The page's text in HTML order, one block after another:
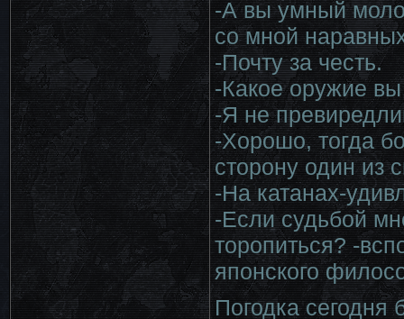
-А вы умный
со мной
-Почту за честь.
-Какое оружие
-Я не
-Хорошо, тогда
сторону один из
-На катанах-
-Если судьбой
торопиться? -
японского
Погодка